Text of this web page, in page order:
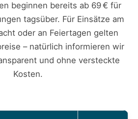
beginnen bereits ab 69 € für
tagsüber. Für Einsätze am
oder an Feiertagen gelten
– natürlich informieren wir
und ohne versteckte
Kosten.